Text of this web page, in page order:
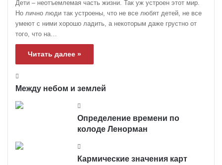
Дети – неотъемлемая часть жизни. Так уж устроен этот мир.
Но лично люди так устроены, что не все любят детей, не все
умеют с ними хорошо ладить, а некоторым даже грустно от
того, что на…
Читать далее »
Между небом и землей
Определение времени по
колоде Ленорман
Кармические значения карт